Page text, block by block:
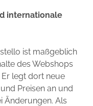
internationale
ist maßgeblich
des Webshops
legt dort neue
Preisen an und
Änderungen. Als